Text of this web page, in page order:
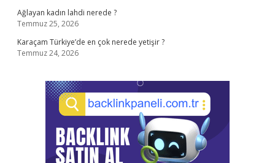
Ağlayan kadın lahdi nerede ?
Temmuz 25, 2026
Karaçam Türkiye’de en çok nerede yetişir ?
Temmuz 24, 2026